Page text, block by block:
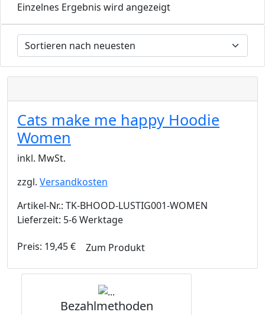
Einzelnes Ergebnis wird angezeigt
Cats make me happy Hoodie
Women
inkl. MwSt.
zzgl. Versandkosten
Artikel-Nr.: TK-BHOOD-LUSTIG001-WOMEN
Lieferzeit: 5-6 Werktage
Preis: 19,45€ Zum Produkt
Bezahlmethoden